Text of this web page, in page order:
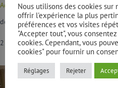
Accueil/Les Ateliers des Cailloux /
documents
2 résultats affichés
Nous utilisons des cookies sur
offrir l'expérience la plus
préférences et vos visites
"Accepter tout", vous
cookies. Cependant, vous
cookies" pour fournir un
Réglages Rejeter